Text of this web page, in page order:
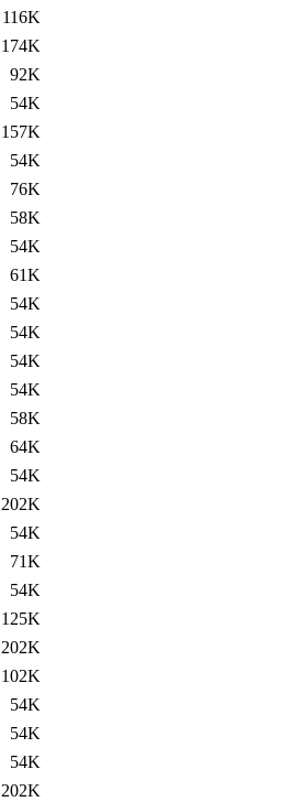
116K
174K
92K
54K
157K
54K
76K
58K
54K
61K
54K
54K
54K
54K
58K
64K
54K
202K
54K
71K
54K
125K
202K
102K
54K
54K
54K
202K